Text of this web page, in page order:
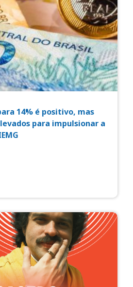
14% é positivo, mas
para impulsionar a